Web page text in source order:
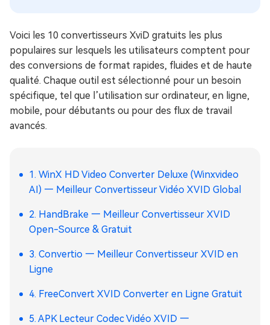
Voici les 10 convertisseurs XviD gratuits les plus
populaires sur lesquels les utilisateurs comptent pour
des conversions de format rapides, fluides et de haute
qualité. Chaque outil est sélectionné pour un besoin
spécifique, tel que l’utilisation sur ordinateur, en ligne,
mobile, pour débutants ou pour des flux de travail
avancés.
1. WinX HD Video Converter Deluxe (Winxvideo
AI) — Meilleur Convertisseur Vidéo XVID Global
2. HandBrake — Meilleur Convertisseur XVID
Open-Source & Gratuit
3. Convertio — Meilleur Convertisseur XVID en
Ligne
4. FreeConvert XVID Converter en Ligne Gratuit
5. APK Lecteur Codec Vidéo XVID —